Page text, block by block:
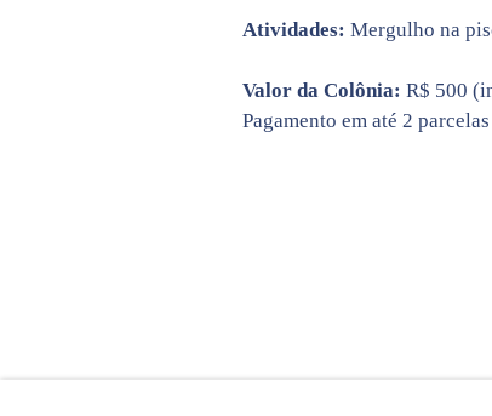
Atividades: Mergulho na
Valor da Colônia: R$ 500
Pagamento em até 2